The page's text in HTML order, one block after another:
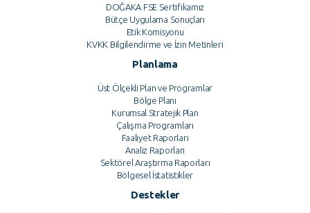
DOĞAKA FSE Sertifikamız
Bütçe Uygulama Sonuçları
Etik Komisyonu
KVKK Bilgilendirme ve İzin Metinleri
Planlama
Üst Ölçekli Plan ve Programlar
Bölge Planı
Kurumsal Stratejik Plan
Çalışma Programları
Faaliyet Raporları
Analiz Raporları
Sektörel Araştırma Raporları
Bölgesel İstatistikler
Destekler